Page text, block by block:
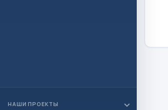
НАШИ ПРОЕКТЫ